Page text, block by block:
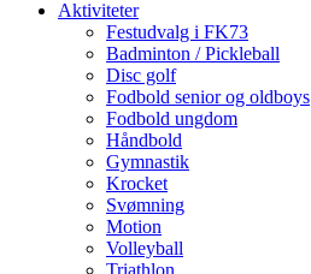
Aktiviteter
Festudvalg i FK73
Badminton / Pickleball
Disc golf
Fodbold senior og oldboys
Fodbold ungdom
Håndbold
Gymnastik
Krocket
Svømning
Motion
Volleyball
Triathlon